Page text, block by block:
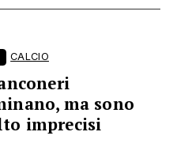
CALCIO
ma sono
imprecisi